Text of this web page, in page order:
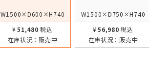
W1500×D600×H740
¥51,480 税込
在庫状況： 販売中
W1500×D750×H740
¥56,980 税込
在庫状況： 販売中